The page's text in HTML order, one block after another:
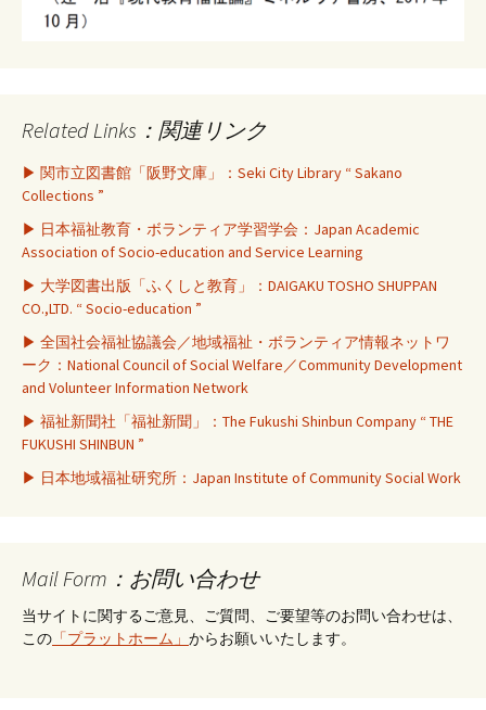
Related Links：関連リンク
▶ 関市立図書館「阪野文庫」：Seki City Library “ Sakano
Collections ”
▶ 日本福祉教育・ボランティア学習学会：Japan Academic
Association of Socio-education and Service Learning
▶ 大学図書出版「ふくしと教育」：DAIGAKU TOSHO SHUPPAN
CO.,LTD. “ Socio-education ”
▶ 全国社会福祉協議会／地域福祉・ボランティア情報ネットワ
ーク：National Council of Social Welfare／Community Development
and Volunteer Information Network
▶ 福祉新聞社「福祉新聞」：The Fukushi Shinbun Company “ THE
FUKUSHI SHINBUN ”
▶ 日本地域福祉研究所：Japan Institute of Community Social Work
Mail Form：お問い合わせ
当サイトに関するご意見、ご質問、ご要望等のお問い合わせは、
この 「プラットホーム」 からお願いいたします。